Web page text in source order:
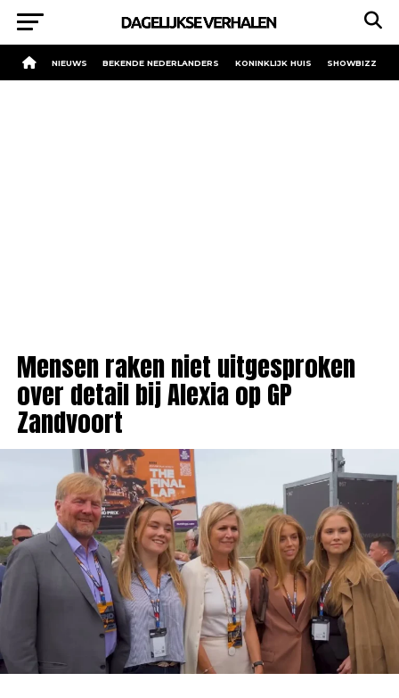
NIEUWS BEKENDE NEDERLANDERS KONINKLIJK HUIS SHOWBIZZ
Mensen raken niet uitgesproken
over detail bij Alexia op GP
Zandvoort